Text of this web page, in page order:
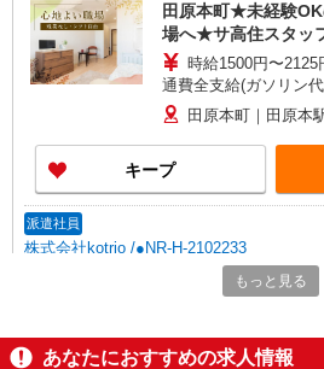
田原本町★未経験
場へ★サ高住スタッ
時給1500円〜
通費全支給(ガソリン
田原本町｜田原本
キープ
派遣社員
株式会社kotrio /●NR-H-2102233
【年齢不問】田原本
資格経験不問
通費全支給(ガソリン代
もっと見る
あなたにおすすめの求人情報